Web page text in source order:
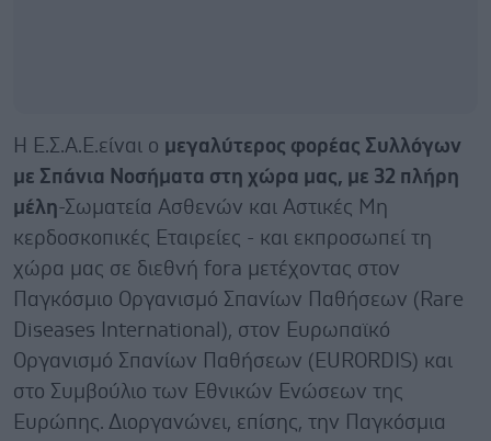
Η Ε.Σ.Α.Ε.είναι ο μεγαλύτερος φορέας Συλλόγων
με Σπάνια Νοσήματα στη χώρα μας, με 32 πλήρη
μέλη-Σωματεία Ασθενών και Αστικές Μη
κερδοσκοπικές Εταιρείες - και εκπροσωπεί τη
χώρα μας σε διεθνή fora μετέχοντας στον
Παγκόσμιο Οργανισμό Σπανίων Παθήσεων (Rare
Diseases International), στον Ευρωπαϊκό
Οργανισμό Σπανίων Παθήσεων (EURORDIS) και
στο Συμβούλιο των Εθνικών Ενώσεων της
Ευρώπης. Διοργανώνει, επίσης, την Παγκόσμια